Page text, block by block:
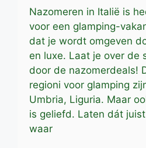
Nazomeren in Italië is
voor een glamping-
dat je wordt omgeven
en luxe. Laat je over de
door de nazomerdeals!
regioni voor glamping
Umbria, Liguria. Maar
is geliefd. Laten dát
waar